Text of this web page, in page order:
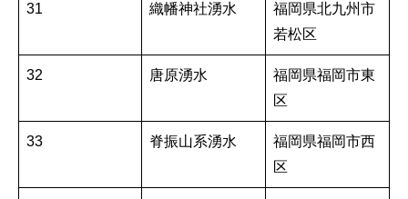
31 織幡神社湧水
福岡県北九州市
若松区
32 唐原湧水
福岡県福岡市東
区
33 脊振山系湧水
福岡県福岡市西
区